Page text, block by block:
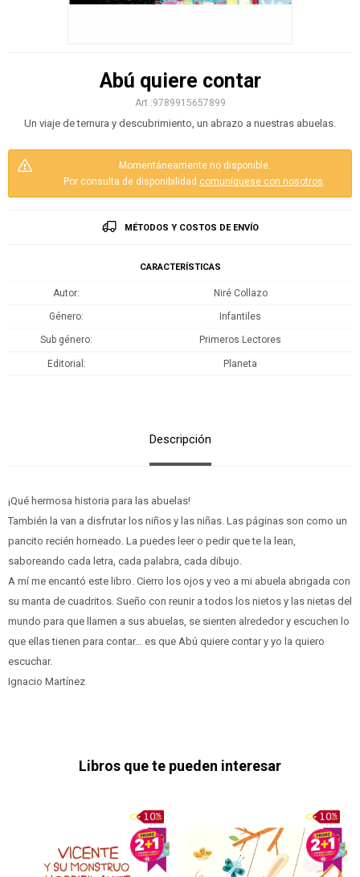
Abú quiere contar
9789915657899
Un viaje de ternura y descubrimiento, un abrazo a nuestras abuelas.
Momentáneamente no disponible.
Por consulta de disponibilidad comuníquese con nosotros.
MÉTODOS Y COSTOS DE ENVÍO
CARACTERÍSTICAS
Autor Niré Collazo
Género Infantiles
Sub género Primeros Lectores
Editorial Planeta
Descripción
¡Qué hermosa historia para las abuelas!
También la van a disfrutar los niños y las niñas. Las páginas son como un
pancito recién horneado. La puedes leer o pedir que te la lean,
saboreando cada letra, cada palabra, cada dibujo.
A mí me encantó este libro. Cierro los ojos y veo a mi abuela abrigada con
su manta de cuadritos. Sueño con reunir a todos los nietos y las nietas del
mundo para que llamen a sus abuelas, se sienten alrededor y escuchen lo
que ellas tienen para contar… es que Abú quiere contar y yo la quiero
escuchar.
Ignacio Martínez
Libros que te pueden interesar